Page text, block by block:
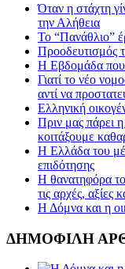
Όταν η στάχτη
την Αλήθεια
Το “Πανάθλιο”
Προοδευτισμός
Η Εβδομάδα
Γιατί το νέο
αντί να
Ελληνική
Πριν μας πάρει
κοιτάξουμε
Η Ελλάδα του
επιδότησης
Η θανατηφόρα
τις αρχές, αξίες
Η Δόμνα και η
ΔΗΜΟΦΙΛΗ